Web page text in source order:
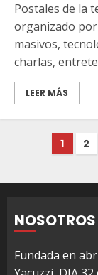
Postales de la
organizado
masivos,
charlas,
LEER MÁS
Paginación
entradas
1 2
NOSOTROS
Fundada en